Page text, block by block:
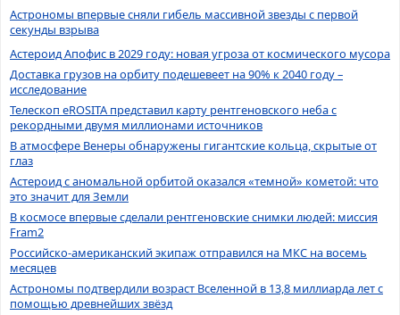
Астрономы впервые сняли гибель массивной звезды с первой
секунды взрыва
Астероид Апофис в 2029 году: новая угроза от космического мусора
Доставка грузов на орбиту подешевеет на 90% к 2040 году –
исследование
Телескоп eROSITA представил карту рентгеновского неба с
рекордными двумя миллионами источников
В атмосфере Венеры обнаружены гигантские кольца, скрытые от
глаз
Астероид с аномальной орбитой оказался «темной» кометой: что
это значит для Земли
В космосе впервые сделали рентгеновские снимки людей: миссия
Fram2
Российско-американский экипаж отправился на МКС на восемь
месяцев
Астрономы подтвердили возраст Вселенной в 13,8 миллиарда лет с
помощью древнейших звёзд